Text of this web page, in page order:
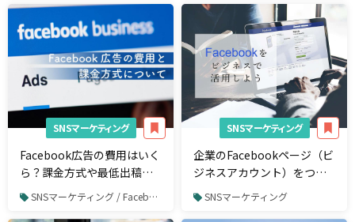
SNSマーケティング
Facebook広告の費用はいく
ら？課金方式や最低出稿金
額などを紹介
SNSマーケティング / Facebook / Facebook広告
SNSマーケティング
企業のFacebookページ（ビ
ジネスアカウント）をつく
る方法！Facebookをビジネ
スで活用しよう
SNSマーケティング